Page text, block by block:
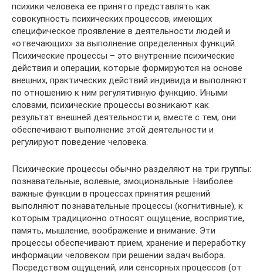
психики человека ее принято представлять как
совокупность психических процессов, имеющих
специфическое проявление в деятельности людей и
«отвечающих» за выполнение определенных функций.
Психические процессы – это внутренние психические
действия и операции, которые формируются на основе
внешних, практических действий индивида и выполняют
по отношению к ним регулятивную функцию. Иными
словами, психические процессы возникают как
результат внешней деятельности и, вместе с тем, они
обеспечивают выполнение этой деятельности и
регулируют поведение человека.
Психические процессы обычно разделяют на три группы:
познавательные, волевые, эмоциональные. Наиболее
важные функции в процессах принятия решений
выполняют познавательные процессы (когнитивные), к
которым традиционно относят ощущение, восприятие,
память, мышление, воображение и внимание. Эти
процессы обеспечивают прием, хранение и переработку
информации человеком при решении задач выбора.
Посредством ощущений, или сенсорных процессов (от